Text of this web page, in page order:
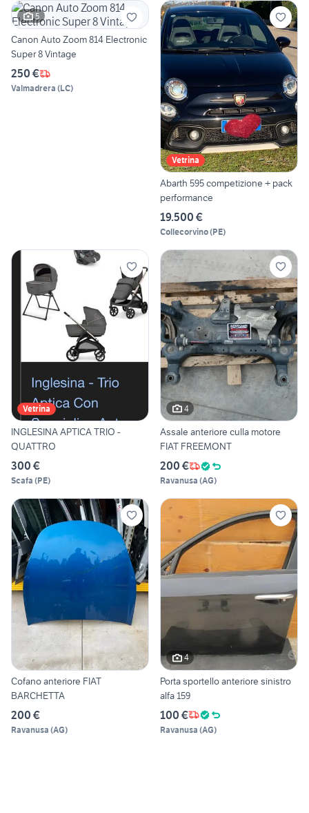
5
Canon Auto Zoom 814 Electronic
Super 8 Vintage
250 €
Valmadrera (LC)
Vetrina
Abarth 595 competizione + pack
performance
19.500 €
Collecorvino(PE)
Vetrina
INGLESINA APTICA TRIO -
QUATTRO
300 €
Scafa (PE)
4
Assale anteriore culla motore
FIAT FREEMONT
200 €
Ravanusa (AG)
Cofano anteriore FIAT
BARCHETTA
200 €
Ravanusa (AG)
4
Porta sportello anteriore sinistro
alfa 159
100 €
Ravanusa (AG)